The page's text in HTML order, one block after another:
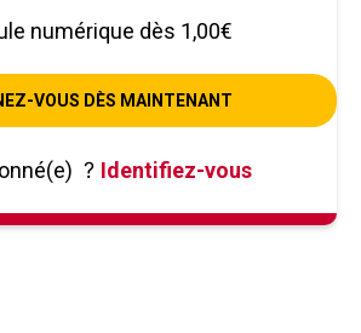
numérique dès 1,00€
VOUS DÈS MAINTENANT
? Identifiez-vous